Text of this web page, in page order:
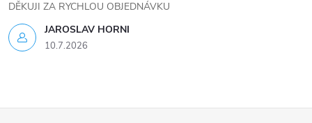
JAROSLAV HORNI
10.7.2026
DĚKUJI ZA RYCHLOU OBJEDNÁVKU